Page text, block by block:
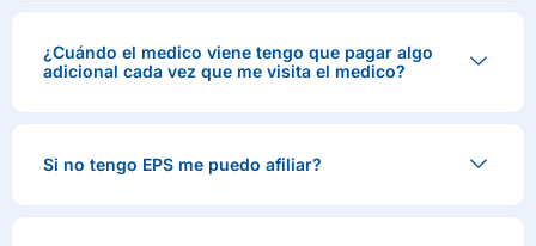
¿Cuándo el medico viene tengo que pagar algo
adicional cada vez que me visita el medico?
Si no tengo EPS me puedo afiliar?